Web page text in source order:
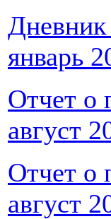
январь
Отчет о
август
Отчет о
август